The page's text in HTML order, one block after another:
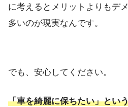
に考えるとメリットよりもデ
多いのが現実なんです。
でも、安心してください。
「車を綺麗に保ちたい」とい